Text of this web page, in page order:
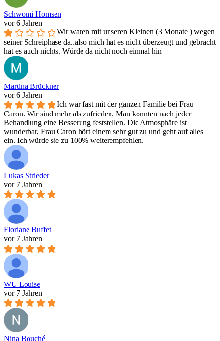
Schwomi Homsen
vor 6 Jahren
Wir waren mit unseren Kleinen (3 Monate ) wegen
seiner Schreiphase da..also mich hat es nicht überzeugt und gebracht
hat es auch nichts. Würde da nicht noch einmal hin
Martina Brückner
vor 6 Jahren
Ich war fast mit der ganzen Familie bei Frau
Caron. Wir sind mehr als zufrieden. Man konnten nach jeder
Behandlung eine Besserung feststellen. Die Atmosphäre ist
wunderbar, Frau Caron hört einem sehr gut zu und geht auf alles
ein. Ich würde sie zu 100% weiterempfehlen.
Lukas Strieder
vor 7 Jahren
Floriane Buffet
vor 7 Jahren
WU Louise
vor 7 Jahren
Nina Bouché